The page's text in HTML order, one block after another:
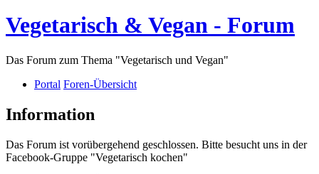
Vegetarisch & Vegan - Forum
Das Forum zum Thema "Vegetarisch und Vegan"
Portal Foren-Übersicht
Information
Das Forum ist vorübergehend geschlossen. Bitte besucht uns in der
Facebook-Gruppe "Vegetarisch kochen"